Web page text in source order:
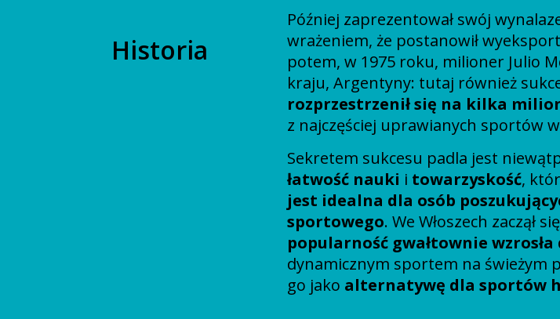
Historia
Później zaprezentował swój
wrażeniem, że postanowił
potem, w 1975 roku, milioner Julio
kraju, Argentyny: tutaj również
rozprzestrzenił się na kilka
z najczęściej uprawianych sportów w
Sekretem sukcesu padla jest
łatwość nauki i towarzyskość,
jest idealna dla osób
sportowego. We Włoszech zaczął
popularność gwałtownie
dynamicznym sportem na świeżym
go jako alternatywę dla sportów